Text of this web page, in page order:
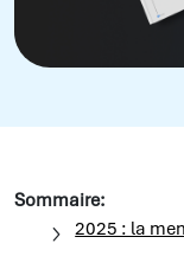
Sommaire:
2025 : la